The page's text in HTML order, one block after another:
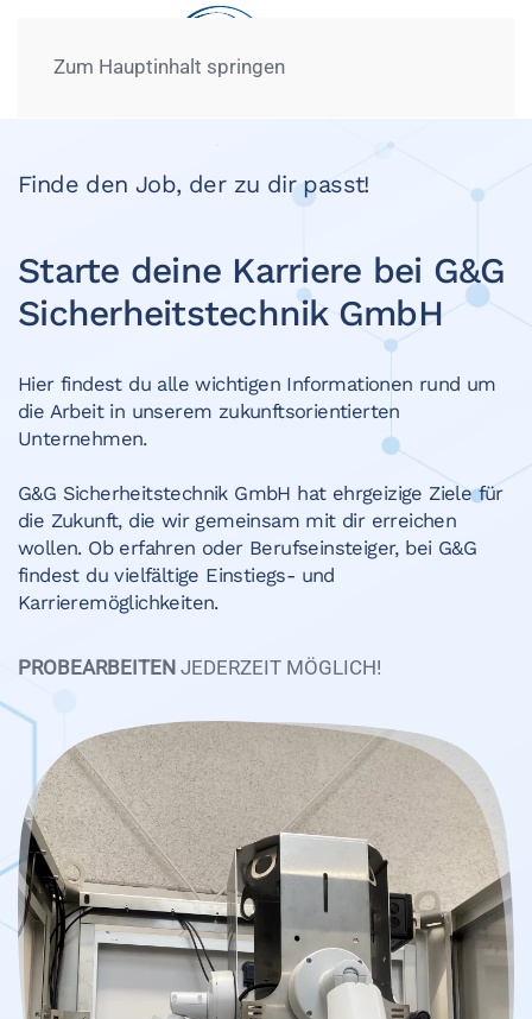
Zum Hauptinhalt springen
Finde den Job, der zu dir passt!
Starte deine Karriere bei G&G
Sicherheitstechnik GmbH
Hier findest du alle wichtigen Informationen rund um
die Arbeit in unserem zukunftsorientierten
Unternehmen.
G&G Sicherheitstechnik GmbH hat ehrgeizige Ziele für
die Zukunft, die wir gemeinsam mit dir erreichen
wollen. Ob erfahren oder Berufseinsteiger, bei G&G
findest du vielfältige Einstiegs- und
Karrieremöglichkeiten.
PROBEARBEITEN JEDERZEIT MÖGLICH!